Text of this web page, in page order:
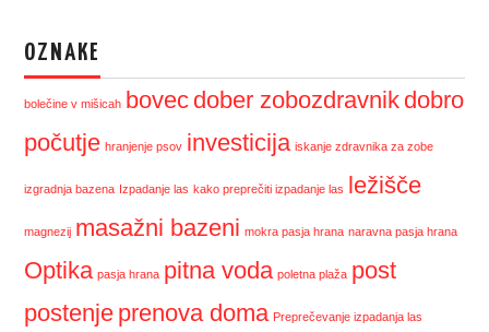
OZNAKE
bolečine v mišicah bovec dober zobozdravnik dobro
počutje hranjenje psov investicija iskanje zdravnika za zobe
izgradnja bazena Izpadanje las kako preprečiti izpadanje las ležišče
magnezij masažni bazeni mokra pasja hrana naravna pasja hrana
Optika pasja hrana pitna voda poletna plaža post
postenje prenova doma Preprečevanje izpadanja las